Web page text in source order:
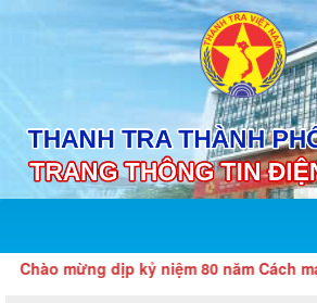
mừng dịp kỷ niệm 80 năm Cách